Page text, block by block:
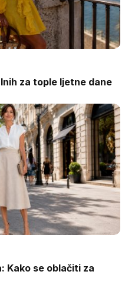
za tople ljetne dane
Kako se oblačiti za